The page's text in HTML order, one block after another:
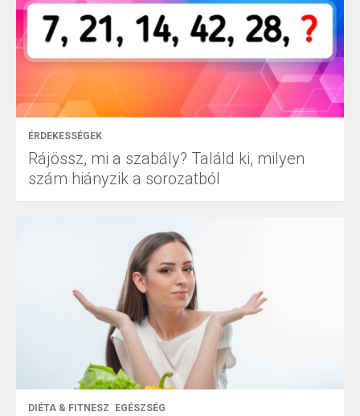
ÉRDEKESSÉGEK
Rájössz, mi a szabály? Találd ki, milyen
szám hiányzik a sorozatból
DIÉTA & FITNESZ EGÉSZSÉG